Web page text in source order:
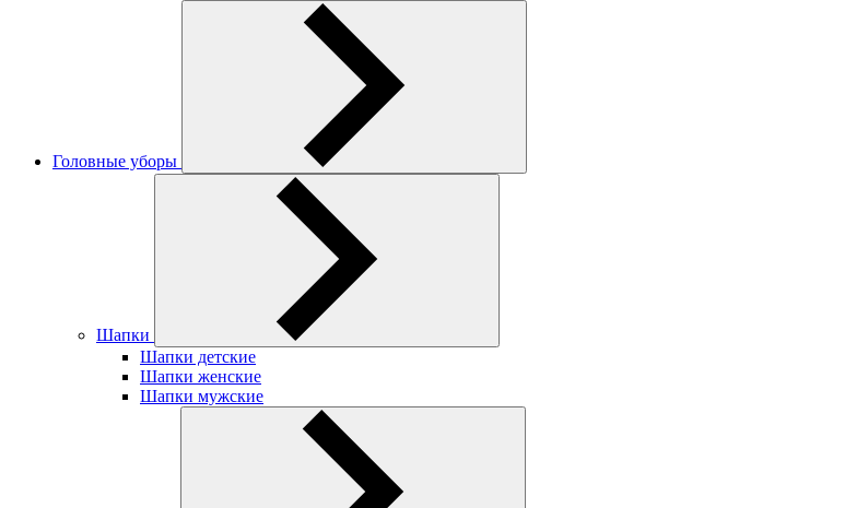
Головные уборы
Шапки
Шапки детские
Шапки женские
Шапки мужские